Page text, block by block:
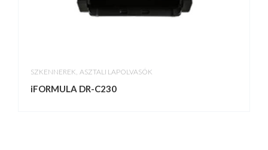
SZKENNEREK ASZTALI LAPOLVASÓK
iFORMULA DR-C230